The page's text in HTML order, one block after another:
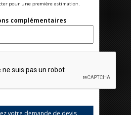
pour une première estimation.
complémentaires